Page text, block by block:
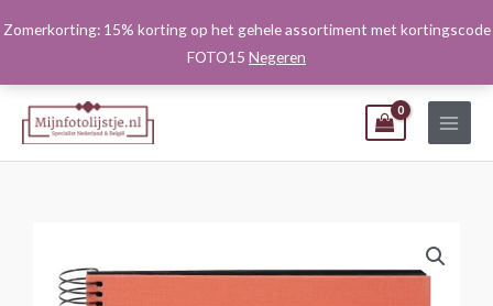
Zomerkorting: 15% korting op het gehele assortiment met kortingscode
FOTO15 Negeren
naar